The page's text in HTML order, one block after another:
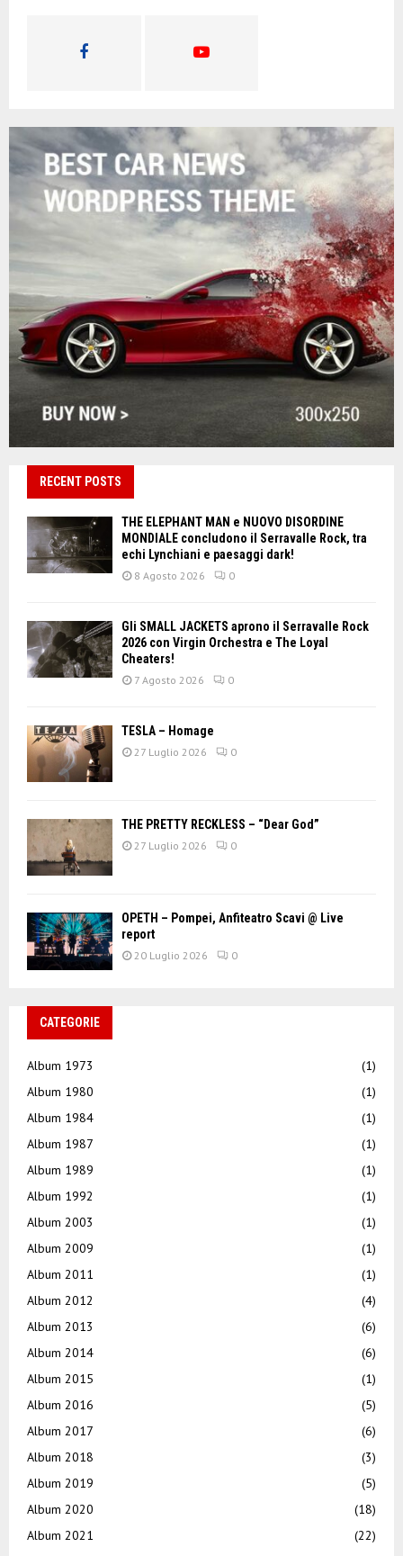
RECENT POSTS
THE ELEPHANT MAN e NUOVO DISORDINE
MONDIALE concludono il Serravalle Rock, tra
echi Lynchiani e paesaggi dark!
8 Agosto 2026 0
Gli SMALL JACKETS aprono il Serravalle Rock
2026 con Virgin Orchestra e The Loyal
Cheaters!
7 Agosto 2026 0
TESLA – Homage
27 Luglio 2026 0
THE PRETTY RECKLESS – “Dear God”
27 Luglio 2026 0
OPETH – Pompei, Anfiteatro Scavi @ Live
report
20 Luglio 2026 0
CATEGORIE
Album 1973
(1)
Album 1980
(1)
Album 1984
(1)
Album 1987
(1)
Album 1989
(1)
Album 1992
(1)
Album 2003
(1)
Album 2009
(1)
Album 2011
(1)
Album 2012
(4)
Album 2013
(6)
Album 2014
(6)
Album 2015
(1)
Album 2016
(5)
Album 2017
(6)
Album 2018
(3)
Album 2019
(5)
Album 2020
(18)
Album 2021
(22)